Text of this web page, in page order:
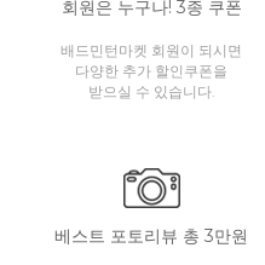
회원은 누구나! 3종 쿠폰
배드민턴마켓 회원이 되시면
다양한 추가 할인쿠폰을
받으실 수 있습니다.
베스트 포토리뷰 총 3만원